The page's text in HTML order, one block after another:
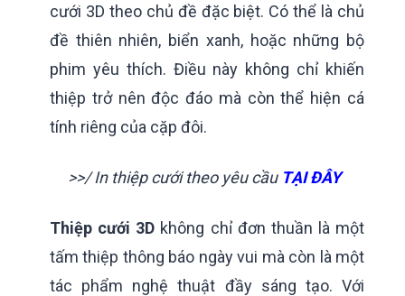
cưới 3D theo chủ đề đặc biệt. Có thể là chủ
đề thiên nhiên, biển xanh, hoặc những bộ
phim yêu thích. Điều này không chỉ khiến
thiệp trở nên độc đáo mà còn thể hiện cá
tính riêng của cặp đôi.
>>/ In thiệp cưới theo yêu cầu TẠI ĐÂY
Thiệp cưới 3D không chỉ đơn thuần là một
tấm thiệp thông báo ngày vui mà còn là một
tác phẩm nghệ thuật đầy sáng tạo. Với